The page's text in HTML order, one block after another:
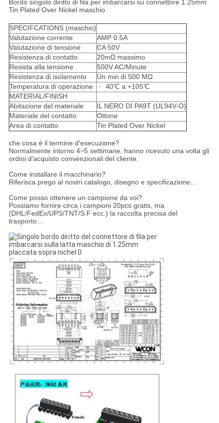
Bordo singolo diritto di fila per imbarcarsi su connettore 1.25mm
Tin Plated Over Nickel maschio
SPECIFCATIONS (maschio)
Valutazione corrente
AMP 0.5A
Valutazione di tensione
CA 50V
Resistenza di contatto
20mΩ massimo
Resista alla tensione
500V AC/Minute
Resistenza di isolamento
Un min di 500 MΩ
Temperatura di operazione
﹣ 40℃ a +105℃
MATERIAL/FINISH
Abitazione del materiale
IL NERO DI PA9T (UL94V-O)
Materiale del contatto
Ottone
Area di contatto
Tin Plated Over Nickel
che cosa è il termine d'esecuzione?
Normalmente intorno 4~5 settimane, hanno ricevuto una volta gli
ordini d'acquisto convenzionali del cliente.
Come installare il macchinario?
Riferisca prego al nostri catalogo, disegno e specificazione…
Come posso ottenere un campione da voi?
Possiamo fornire circa i campioni 20pcs gratis, ma
(DHL/FedEx/UPS/TNT/S.F ecc.) la raccolta precisa del
trasporto…